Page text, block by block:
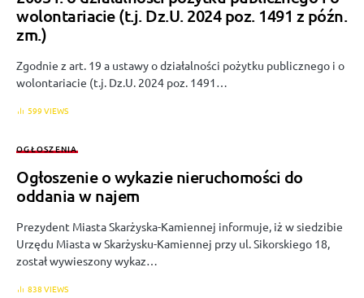
wolontariacie (t.j. Dz.U. 2024 poz. 1491 z późn.
zm.)
Zgodnie z art. 19 a ustawy o działalności pożytku publicznego i o
wolontariacie (t.j. Dz.U. 2024 poz. 1491…
599 VIEWS
OGŁOSZENIA
Ogłoszenie o wykazie nieruchomości do
oddania w najem
Prezydent Miasta Skarżyska-Kamiennej informuje, iż w siedzibie
Urzędu Miasta w Skarżysku-Kamiennej przy ul. Sikorskiego 18,
został wywieszony wykaz…
838 VIEWS